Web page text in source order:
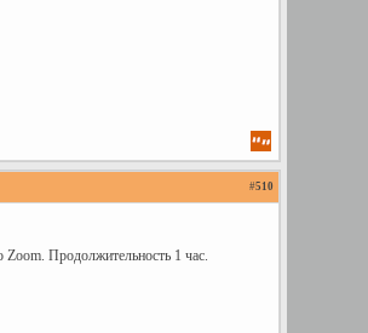
#510
Продолжительность 1 час.